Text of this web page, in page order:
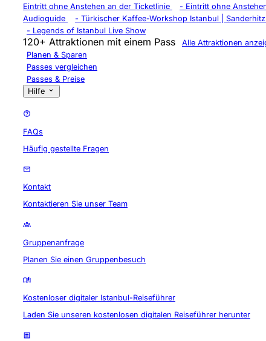
Eintritt ohne Anstehen an der Ticketlinie
- Eintritt ohne
Audioguide
- Türkischer Kaffee-Workshop Istanbul |
- Legends of Istanbul Live Show
120+ Attraktionen mit einem Pass
Alle Attraktionen
Planen & Sparen
Passes vergleichen
Passes & Preise
Hilfe
FAQs
Häufig gestellte Fragen
Kontakt
Kontaktieren Sie unser Team
Gruppenanfrage
Planen Sie einen Gruppenbesuch
Kostenloser digitaler Istanbul-Reiseführer
Laden Sie unseren kostenlosen digitalen Reiseführer herunter